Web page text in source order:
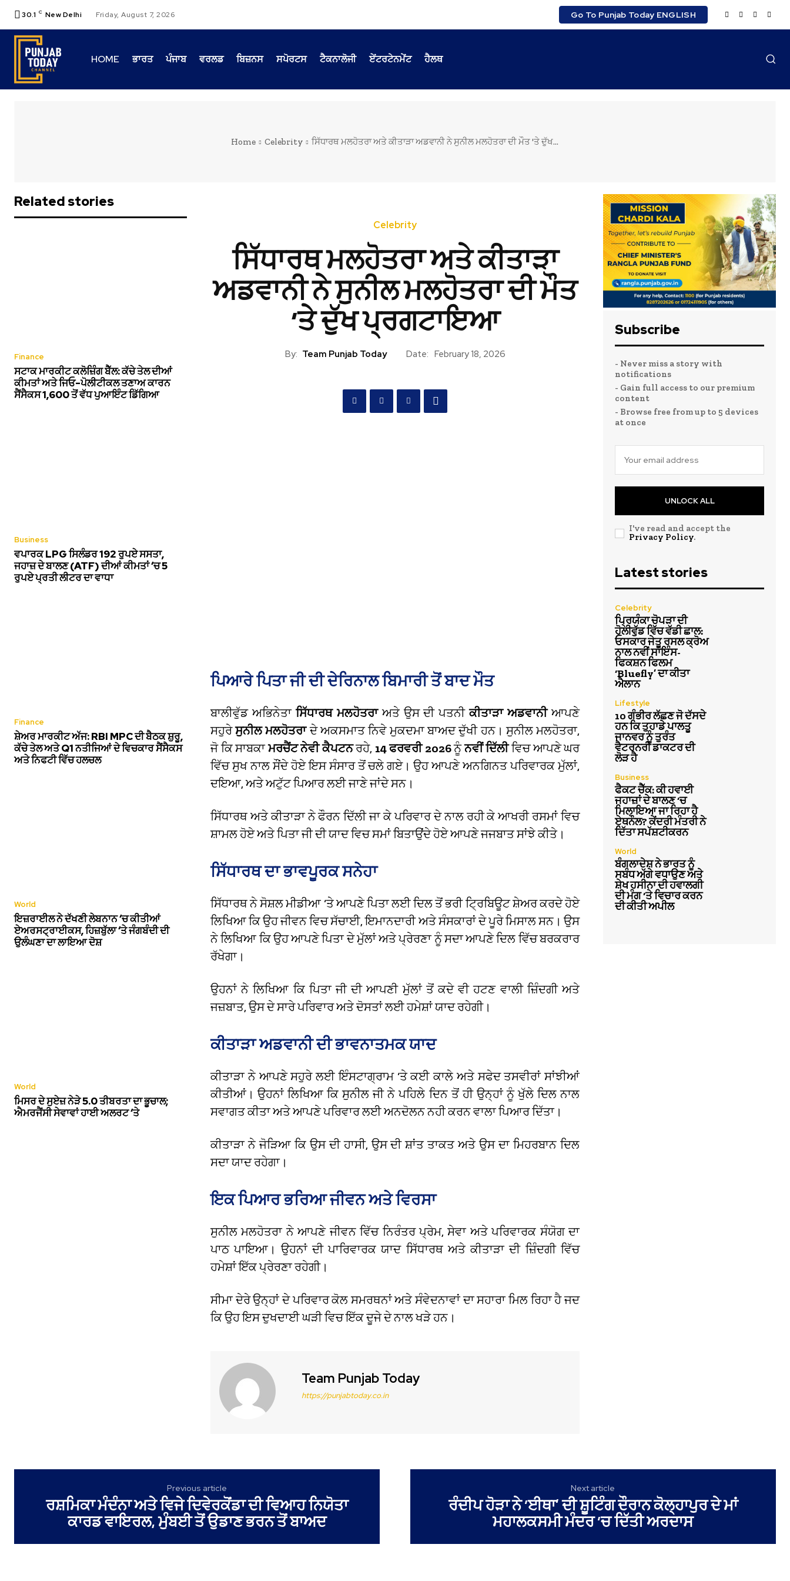
30.1 C New Delhi Friday, August 7, 2026 Go To Punjab Today ENGLISH
HOME ਭਾਰਤ ਪੰਜਾਬ ਵਰਲਡ ਬਿਜ਼ਨਸ ਸਪੋਰਟਸ ਟੈਕਨਾਲੋਜੀ ਏਂਟਰਟੇਨਮੇਂਟ ਹੈਲਥ
Home Celebrity ਸਿੱਧਾਰਥ ਮਲਹੋਤਰਾ ਅਤੇ ਕੀਤਾੜਾ ਅਡਵਾਨੀ ਨੇ ਸੁਨੀਲ ਮਲਹੋਤਰਾ ਦੀ ਮੌਤ 'ਤੇ ਦੁੱਖ...
Related stories
Finance
ਸਟਾਕ ਮਾਰਕੀਟ ਕਲੋਜ਼ਿੰਗ ਬੈੱਲ: ਕੱਚੇ ਤੇਲ ਦੀਆਂ
ਕੀਮਤਾਂ ਅਤੇ ਜਿਓ-ਪੋਲੀਟੀਕਲ ਤਣਾਅ ਕਾਰਨ
ਸੈਂਸੈਕਸ 1,600 ਤੋਂ ਵੱਧ ਪੁਆਇੰਟ ਡਿੱਗਿਆ
Business
ਵਪਾਰਕ LPG ਸਿਲੰਡਰ 192 ਰੁਪਏ ਸਸਤਾ,
ਜਹਾਜ਼ ਦੇ ਬਾਲਣ (ATF) ਦੀਆਂ ਕੀਮਤਾਂ ‘ਚ 5
ਰੁਪਏ ਪ੍ਰਤੀ ਲੀਟਰ ਦਾ ਵਾਧਾ
Finance
ਸ਼ੇਅਰ ਮਾਰਕੀਟ ਅੱਜ: RBI MPC ਦੀ ਬੈਠਕ ਸ਼ੁਰੂ,
ਕੱਚੇ ਤੇਲ ਅਤੇ Q1 ਨਤੀਜਿਆਂ ਦੇ ਵਿਚਕਾਰ ਸੈਂਸੈਕਸ
ਅਤੇ ਨਿਫਟੀ ਵਿੱਚ ਹਲਚਲ
World
ਇਜ਼ਰਾਈਲ ਨੇ ਦੱਖਣੀ ਲੇਬਨਾਨ ‘ਚ ਕੀਤੀਆਂ
ਏਅਰਸਟ੍ਰਾਈਕਸ, ਹਿਜ਼ਬੁੱਲਾ ‘ਤੇ ਜੰਗਬੰਦੀ ਦੀ
ਉਲੰਘਣਾ ਦਾ ਲਾਇਆ ਦੋਸ਼
World
ਮਿਸਰ ਦੇ ਸੁਏਜ਼ ਨੇੜੇ 5.0 ਤੀਬਰਤਾ ਦਾ ਭੂਚਾਲ;
ਐਮਰਜੈਂਸੀ ਸੇਵਾਵਾਂ ਹਾਈ ਅਲਰਟ ‘ਤੇ
Celebrity
ਸਿੱਧਾਰਥ ਮਲਹੋਤਰਾ ਅਤੇ ਕੀਤਾੜਾ
ਅਡਵਾਨੀ ਨੇ ਸੁਨੀਲ ਮਲਹੋਤਰਾ ਦੀ ਮੌਤ
‘ਤੇ ਦੁੱਖ ਪ੍ਰਗਟਾਇਆ
By: Team Punjab Today Date: February 18, 2026
ਪਿਆਰੇ ਪਿਤਾ ਜੀ ਦੀ ਦੇਰਿਨਾਲ ਬਿਮਾਰੀ ਤੋਂ ਬਾਦ ਮੌਤ
ਬਾਲੀਵੁੱਡ ਅਭਿਨੇਤਾਸਿੱਧਾਰਥ ਮਲਹੋਤਰਾਅਤੇ ਉਸ ਦੀ ਪਤਨੀਕੀਤਾੜਾ ਅਡਵਾਨੀਆਪਣੇ
ਸਹੁਰੇਸੁਨੀਲ ਮਲਹੋਤਰਾਦੇ ਅਕਸਮਾਤ ਨਿਵੇ ਮੁਕਦਮਾ ਬਾਅਦ ਦੁੱਖੀ ਹਨ। ਸੁਨੀਲ ਮਲਹੋਤਰਾ,
ਜੋ ਕਿ ਸਾਬਕਾਮਰਚੈਂਟ ਨੇਵੀ ਕੈਪਟਨਰਹੇ, 14 ਫਰਵਰੀ 2026ਨੂੰਨਵੀਂ ਦਿੱਲੀਵਿਚ ਆਪਣੇ ਘਰ
ਵਿੱਚ ਸੁਖ ਨਾਲ ਸੌਂਦੇ ਹੋਏ ਇਸ ਸੰਸਾਰ ਤੋਂ ਚਲੇ ਗਏ। ਉਹ ਆਪਣੇ ਅਨਗਿਨਤ ਪਰਿਵਾਰਕ ਮੁੱਲਾਂ,
ਦਇਆ, ਅਤੇ ਅਟੁੱਟ ਪਿਆਰ ਲਈ ਜਾਣੇ ਜਾਂਦੇ ਸਨ।
ਸਿੱਧਾਰਥ ਅਤੇ ਕੀਤਾੜਾ ਨੇ ਫੌਰਨ ਦਿੱਲੀ ਜਾ ਕੇ ਪਰਿਵਾਰ ਦੇ ਨਾਲ ਰਹੀ ਕੇ ਆਖਰੀ ਰਸਮਾਂ ਵਿਚ
ਸ਼ਾਮਲ ਹੋਏ ਅਤੇ ਪਿਤਾ ਜੀ ਦੀ ਯਾਦ ਵਿਚ ਸਮਾਂ ਬਿਤਾਉਂਦੇ ਹੋਏ ਆਪਣੇ ਜਜਬਾਤ ਸਾਂਝੇ ਕੀਤੇ।
ਸਿੱਧਾਰਥ ਦਾ ਭਾਵਪੂਰਕ ਸਨੇਹਾ
ਸਿੱਧਾਰਥ ਨੇ ਸੋਸ਼ਲ ਮੀਡੀਆ ‘ਤੇ ਆਪਣੇ ਪਿਤਾ ਲਈ ਦਿਲ ਤੋਂ ਭਰੀ ਟ੍ਰਿਬਿਊਟ ਸ਼ੇਅਰ ਕਰਦੇ ਹੋਏ
ਲਿਖਿਆ ਕਿ ਉਹ ਜੀਵਨ ਵਿਚ ਸੱਚਾਈ, ਇਮਾਨਦਾਰੀ ਅਤੇ ਸੰਸਕਾਰਾਂ ਦੇ ਪੂਰੇ ਮਿਸਾਲ ਸਨ। ਉਸ
ਨੇ ਲਿਖਿਆ ਕਿ ਉਹ ਆਪਣੇ ਪਿਤਾ ਦੇ ਮੁੱਲਾਂ ਅਤੇ ਪ੍ਰੇਰਣਾ ਨੂੰ ਸਦਾ ਆਪਣੇ ਦਿਲ ਵਿੱਚ ਬਰਕਰਾਰ
ਰੱਖੇਗਾ।
ਉਹਨਾਂ ਨੇ ਲਿਖਿਆ ਕਿ ਪਿਤਾ ਜੀ ਦੀ ਆਪਣੀ ਮੁੱਲਾਂ ਤੋਂ ਕਦੇ ਵੀ ਹਟਣ ਵਾਲੀ ਜ਼ਿੰਦਗੀ ਅਤੇ
ਜਜ਼ਬਾਤ, ਉਸ ਦੇ ਸਾਰੇ ਪਰਿਵਾਰ ਅਤੇ ਦੋਸਤਾਂ ਲਈ ਹਮੇਸ਼ਾਂ ਯਾਦ ਰਹੇਗੀ।
ਕੀਤਾੜਾ ਅਡਵਾਨੀ ਦੀ ਭਾਵਨਾਤਮਕ ਯਾਦ
ਕੀਤਾੜਾ ਨੇ ਆਪਣੇ ਸਹੁਰੇ ਲਈ ਇੰਸਟਾਗ੍ਰਾਮ ‘ਤੇ ਕਈ ਕਾਲੇ ਅਤੇ ਸਫੇਦ ਤਸਵੀਰਾਂ ਸਾਂਝੀਆਂ
ਕੀਤੀਆਂ। ਉਹਨਾਂ ਲਿਖਿਆ ਕਿ ਸੁਨੀਲ ਜੀ ਨੇ ਪਹਿਲੇ ਦਿਨ ਤੋਂ ਹੀ ਉਨ੍ਹਾਂ ਨੂੰ ਖੁੱਲੇ ਦਿਲ ਨਾਲ
ਸਵਾਗਤ ਕੀਤਾ ਅਤੇ ਆਪਣੇ ਪਰਿਵਾਰ ਲਈ ਅਨਦੋਲਨ ਨਹੀ ਕਰਨ ਵਾਲਾ ਪਿਆਰ ਦਿੱਤਾ।
ਕੀਤਾੜਾ ਨੇ ਜੋੜਿਆ ਕਿ ਉਸ ਦੀ ਹਾਸੀ, ਉਸ ਦੀ ਸ਼ਾਂਤ ਤਾਕਤ ਅਤੇ ਉਸ ਦਾ ਮਿਹਰਬਾਨ ਦਿਲ
ਸਦਾ ਯਾਦ ਰਹੇਗਾ।
ਇਕ ਪਿਆਰ ਭਰਿਆ ਜੀਵਨ ਅਤੇ ਵਿਰਸਾ
ਸੁਨੀਲ ਮਲਹੋਤਰਾ ਨੇ ਆਪਣੇ ਜੀਵਨ ਵਿੱਚ ਨਿਰੰਤਰ ਪ੍ਰੇਮ, ਸੇਵਾ ਅਤੇ ਪਰਿਵਾਰਕ ਸੰਯੋਗ ਦਾ
ਪਾਠ ਪਾਇਆ। ਉਹਨਾਂ ਦੀ ਪਾਰਿਵਾਰਕ ਯਾਦ ਸਿੱਧਾਰਥ ਅਤੇ ਕੀਤਾੜਾ ਦੀ ਜ਼ਿੰਦਗੀ ਵਿੱਚ
ਹਮੇਸ਼ਾਂ ਇੱਕ ਪ੍ਰੇਰਣਾ ਰਹੇਗੀ।
ਸੀਮਾ ਦੇਰੇ ਉਨ੍ਹਾਂ ਦੇ ਪਰਿਵਾਰ ਕੋਲ ਸਮਰਥਨਾਂ ਅਤੇ ਸੰਵੇਦਨਾਵਾਂ ਦਾ ਸਹਾਰਾ ਮਿਲ ਰਿਹਾ ਹੈ ਜਦ
ਕਿ ਉਹ ਇਸ ਦੁਖਦਾਈ ਘੜੀ ਵਿਚ ਇੱਕ ਦੂਜੇ ਦੇ ਨਾਲ ਖੜੇ ਹਨ।
Team Punjab Today
https://punjabtoday.co.in
Subscribe
- Never miss a story with
notifications
- Gain full access to our premium
content
- Browse free from up to 5 devices
at once
UNLOCK ALL
I've read and accept the
Privacy Policy.
Latest stories
Celebrity
ਪ੍ਰਿਯੰਕਾ ਚੋਪੜਾ ਦੀ
ਹੋਲੀਵੁੱਡ ਵਿੱਚ ਵੱਡੀ ਛਾਲ:
ਓਸਕਾਰ ਜੇਤੂ ਰਸਲ ਕ੍ਰੋਅ
ਨਾਲ ਨਵੀਂ ਸਾਇੰਸ-
ਫਿਕਸ਼ਨ ਫਿਲਮ
‘Bluefly’ ਦਾ ਕੀਤਾ
ਐਲਾਨ
Lifestyle
10 ਗੰਭੀਰ ਲੱਛਣ ਜੋ ਦੱਸਦੇ
ਹਨ ਕਿ ਤੁਹਾਡੇ ਪਾਲਤੂ
ਜਾਨਵਰ ਨੂੰ ਤੁਰੰਤ
ਵੈਟਰਨਰੀ ਡਾਕਟਰ ਦੀ
ਲੋੜ ਹੈ
Business
ਫੈਕਟ ਚੈੱਕ: ਕੀ ਹਵਾਈ
ਜਹਾਜ਼ਾਂ ਦੇ ਬਾਲਣ ‘ਚ
ਮਿਲਾਇਆ ਜਾ ਰਿਹਾ ਹੈ
ਏਥਨੌਲ? ਕੇਂਦਰੀ ਮੰਤਰੀ ਨੇ
ਦਿੱਤਾ ਸਪੱਸ਼ਟੀਕਰਨ
World
ਬੰਗਲਾਦੇਸ਼ ਨੇ ਭਾਰਤ ਨੂੰ
ਸਬੰਧ ਅੱਗੇ ਵਧਾਉਣ ਅਤੇ
ਸ਼ੇਖ ਹਸੀਨਾ ਦੀ ਹਵਾਲਗੀ
ਦੀ ਮੰਗ ‘ਤੇ ਵਿਚਾਰ ਕਰਨ
ਦੀ ਕੀਤੀ ਅਪੀਲ
Previous article
ਰਸ਼ਮਿਕਾ ਮੰਦੰਨਾ ਅਤੇ ਵਿਜੇ ਦਿਵੇਰਕੋਂਡਾ ਦੀ ਵਿਆਹ ਨਿਯੋਤਾ
ਕਾਰਡ ਵਾਇਰਲ, ਮੁੰਬਈ ਤੋਂ ਉਡਾਣ ਭਰਨ ਤੋਂ ਬਾਅਦ
Next article
ਰੰਦੀਪ ਹੋੜਾ ਨੇ ‘ਈਥਾ’ ਦੀ ਸ਼ੂਟਿੰਗ ਦੌਰਾਨ ਕੋਲ੍ਹਾਪੁਰ ਦੇ ਮਾਂ
ਮਹਾਲਕਸਮੀ ਮੰਦਰ ‘ਚ ਦਿੱਤੀ ਅਰਦਾਸ